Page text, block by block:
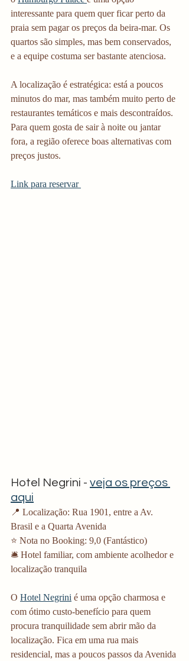
interessante para quem quer ficar perto da
praia sem pagar os preços da beira-mar. Os
quartos são simples, mas bem conservados,
e a equipe costuma ser bastante atenciosa.
A localização é estratégica: está a poucos
minutos do mar, mas também muito perto de
restaurantes temáticos e mais descontraídos.
Para quem gosta de sair à noite ou jantar
fora, a região oferece boas alternativas com
preços justos.
Link para reservar
Hotel Negrini - veja os preços
aqui
📍 Localização: Rua 1901, entre a Av.
Brasil e a Quarta Avenida
⭐ Nota no Booking: 9,0 (Fantástico)
🛎️ Hotel familiar, com ambiente acolhedor e
localização tranquila
O Hotel Negrini é uma opção charmosa e
com ótimo custo-benefício para quem
procura tranquilidade sem abrir mão da
localização. Fica em uma rua mais
residencial, mas a poucos passos da Avenida